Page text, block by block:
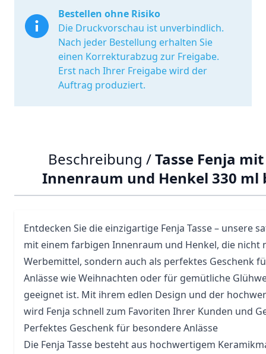
Bestellen ohne Risiko
Die Druckvorschau ist unverbindlich.
Nach jeder Bestellung erhalten Sie
einen Korrekturabzug zur Freigabe.
Erst nach Ihrer Freigabe wird der
Auftrag produziert.
Beschreibung /Tasse Fenja
Innenraum und Henkel 330 ml
Entdecken Sie die einzigartige Fenja Tasse– unsere
mit einem farbigen Innenraum und Henkel, die nicht
Werbemittel, sondern auch als perfektes Geschenk
Anlässe wieWeihnachten oder für gemütliche
geeignet ist. Mit ihrem edlen Design und der
wird Fenja schnell zum Favoriten Ihrer Kunden und
Perfektes Geschenk für besondere Anlässe
Die Fenja Tasse besteht aus hochwertigem